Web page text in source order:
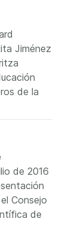
Jiménez
de la
de 2016
Consejo
de